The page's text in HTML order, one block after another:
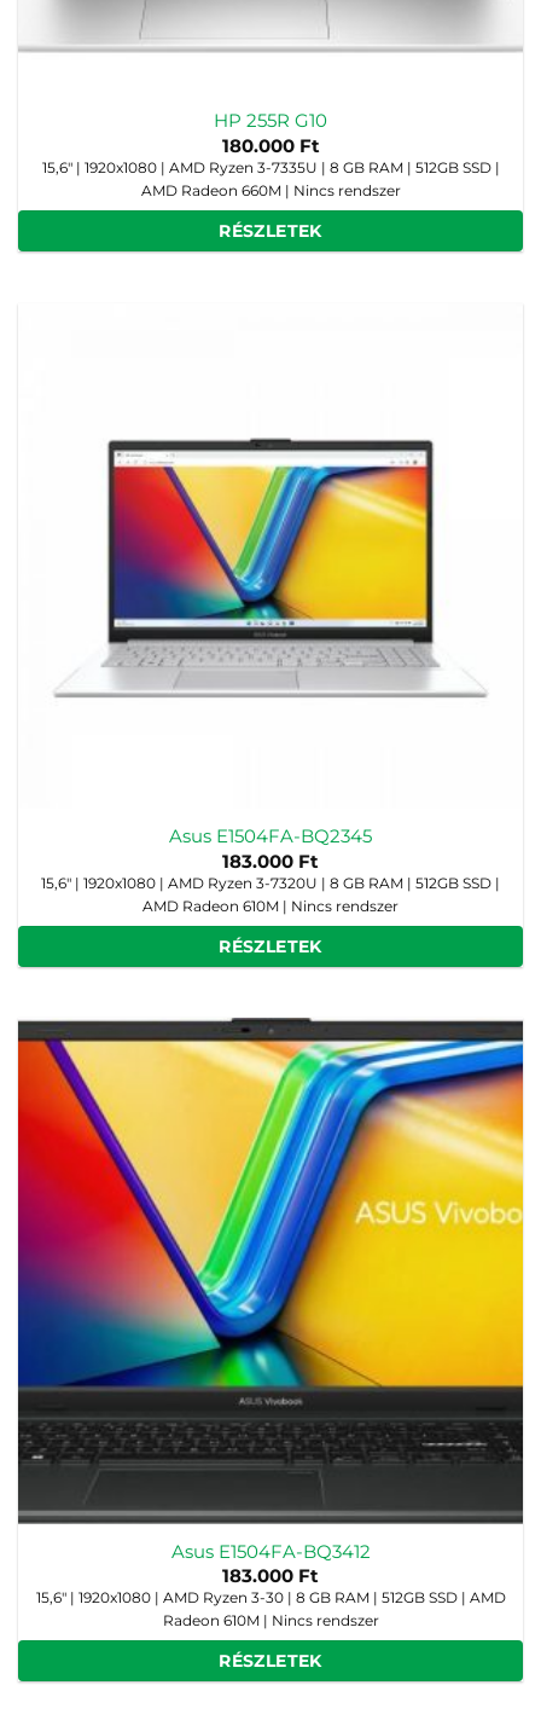
HP 255R G10
180.000 Ft
15,6" | 1920x1080 | AMD Ryzen 3-7335U | 8 GB RAM | 512GB SSD |
AMD Radeon 660M | Nincs rendszer
RÉSZLETEK
Asus E1504FA-BQ2345
183.000 Ft
15,6" | 1920x1080 | AMD Ryzen 3-7320U | 8 GB RAM | 512GB SSD |
AMD Radeon 610M | Nincs rendszer
RÉSZLETEK
Asus E1504FA-BQ3412
183.000 Ft
15,6" | 1920x1080 | AMD Ryzen 3-30 | 8 GB RAM | 512GB SSD | AMD
Radeon 610M | Nincs rendszer
RÉSZLETEK